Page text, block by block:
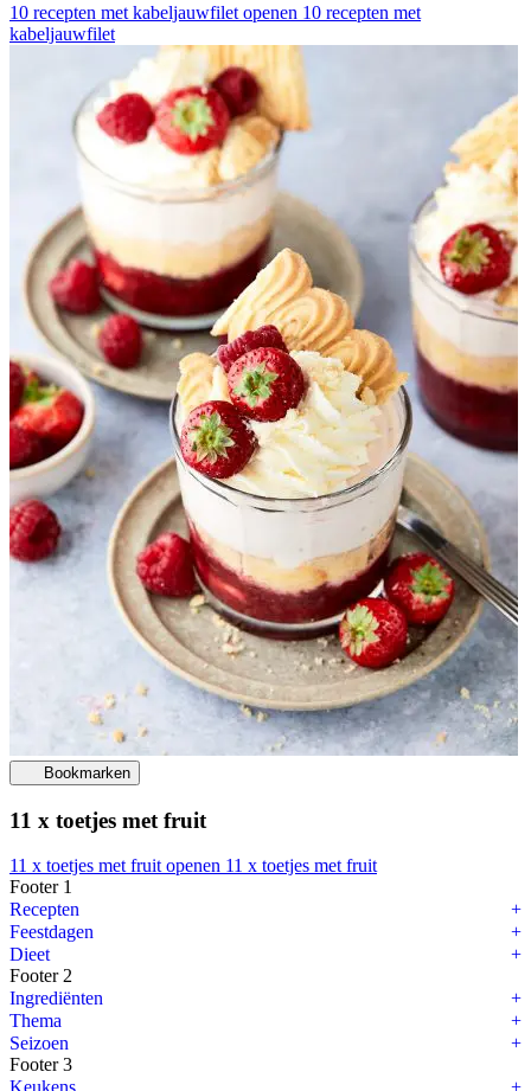
10 recepten met kabeljauwfilet openen 10 recepten met
kabeljauwfilet
Bookmarken
11 x toetjes met fruit
11 x toetjes met fruit openen 11 x toetjes met fruit
Stamppot buffet maken doe je zo
Ben jij ook zo dol op stamppot? Dan is een
een
Stamppot buffet maken doe je zo
Diversiteit in keuze
Begin met het kiezen van verschillende soorten stamppotten.
Footer 1
Recepten
Feestdagen
Dieet
Footer 2
Ingrediënten
Thema
Seizoen
Footer 3